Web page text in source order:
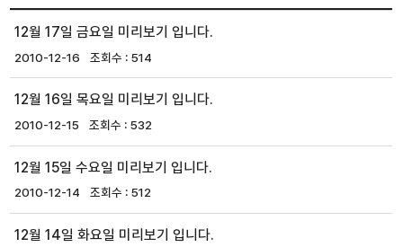
12월 17일 금요일 미리보기 입니다.
2010-12-16 514
12월 16일 목요일 미리보기 입니다.
2010-12-15 532
12월 15일 수요일 미리보기 입니다.
2010-12-14 512
12월 14일 화요일 미리보기 입니다.